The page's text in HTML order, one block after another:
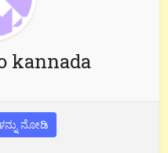
kannada
ನೋಡಿ